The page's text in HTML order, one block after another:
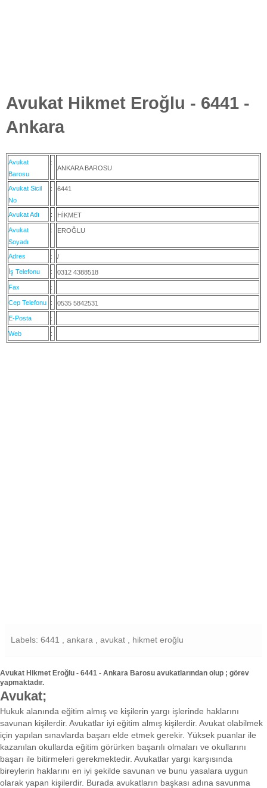
Avukat Hikmet Eroğlu - 6441 -
Ankara
Avukat
Barosu
:
ANKARA BAROSU
Avukat Sicil
No
: 6441
Avukat Adı : HİKMET
Avukat
Soyadı
: EROĞLU
Adres : /
İş Telefonu : 0312 4388518
Fax :
Cep Telefonu : 0535 5842531
E-Posta :
Web :
Labels: 6441 , ankara , avukat , hikmet eroğlu
Avukat Hikmet Eroğlu - 6441 - Ankara Barosu avukatlarından olup ; görev
yapmaktadır.
Avukat;
Hukuk alanında eğitim almış ve kişilerin yargı işlerinde haklarını
savunan kişilerdir. Avukatlar iyi eğitim almış kişilerdir. Avukat olabilmek
için yapılan sınavlarda başarı elde etmek gerekir. Yüksek puanlar ile
kazanılan okullarda eğitim görürken başarılı olmaları ve okullarını
başarı ile bitirmeleri gerekmektedir. Avukatlar yargı karşısında
bireylerin haklarını en iyi şekilde savunan ve bunu yasalara uygun
olarak yapan kişilerdir. Burada avukatların başkası adına savunma